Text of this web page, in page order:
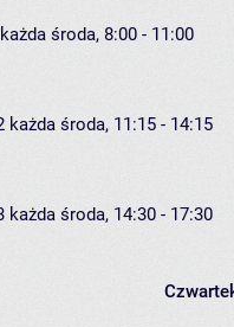
każda środa, 8:00 - 11:00
każda środa, 11:15 - 14:15
każda środa, 14:30 - 17:30